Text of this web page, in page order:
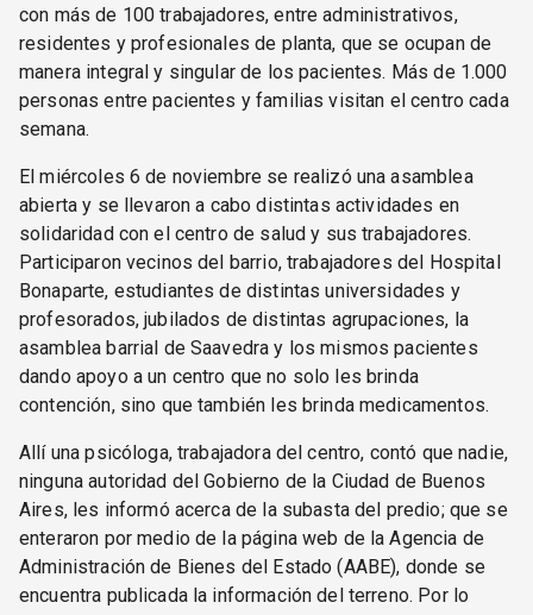
con más de 100 trabajadores, entre administrativos,
residentes y profesionales de planta, que se ocupan de
manera integral y singular de los pacientes. Más de 1.000
personas entre pacientes y familias visitan el centro cada
semana.
El miércoles 6 de noviembre se realizó una asamblea
abierta y se llevaron a cabo distintas actividades en
solidaridad con el centro de salud y sus trabajadores.
Participaron vecinos del barrio, trabajadores del Hospital
Bonaparte, estudiantes de distintas universidades y
profesorados, jubilados de distintas agrupaciones, la
asamblea barrial de Saavedra y los mismos pacientes
dando apoyo a un centro que no solo les brinda
contención, sino que también les brinda medicamentos.
Allí una psicóloga, trabajadora del centro, contó que nadie,
ninguna autoridad del Gobierno de la Ciudad de Buenos
Aires, les informó acerca de la subasta del predio; que se
enteraron por medio de la página web de la Agencia de
Administración de Bienes del Estado (AABE), donde se
encuentra publicada la información del terreno. Por lo